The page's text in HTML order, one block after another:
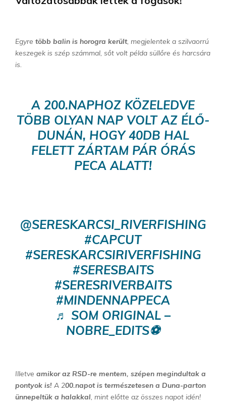
Egyre több balin is horogra került, megjelentek a szilvaorrú
keszegek is szép számmal, sőt volt példa süllőre és harcsára
is.
A 200.NAPHOZ KÖZELEDVE
TÖBB OLYAN NAP VOLT AZ ÉLŐ-
DUNÁN, HOGY 40DB HAL
FELETT ZÁRTAM PÁR ÓRÁS
PECA ALATT!
@SERESKARCSI_RIVERFISHING
#CAPCUT
#SERESKARCSIRIVERFISHING
#SERESBAITS
#SERESRIVERBAITS
#MINDENNAPPECA
♬ SOM ORIGINAL –
NOBRE_EDITS⚽️
Illetve amikor az RSD-re mentem, szépen megindultak a
pontyok is! A 200.napot is természetesen a Duna-parton
ünnepeltük a halakkal, mint előtte az összes napot idén!